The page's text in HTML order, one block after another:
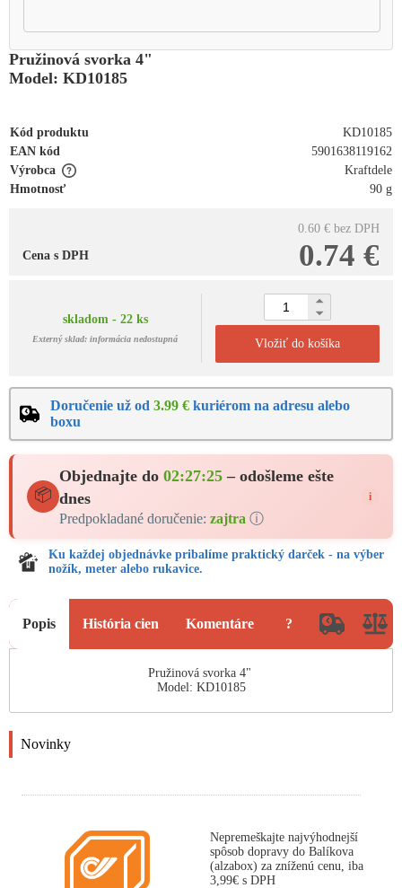
Pružinová svorka 4"
Model: KD10185
Kód produktu
KD10185
EAN kód
5901638119162
Výrobca
Kraftdele
Hmotnosť
90 g
0.60 € bez DPH
0.74 €
Cena s DPH
skladom - 22 ks
Externý sklad: informácia nedostupná Vložiť do košíka
Doručenie už od 3.99 € kuriérom na adresu alebo
boxu
📦
Objednajte do 02:27:24 – odošleme ešte
dnes
Predpokladané doručenie: zajtra ⓘ
i
Ku každej objednávke pribalíme praktický darček - na výber
nožík, meter alebo rukavice.
Popis História cien Komentáre ?
Pružinová svorka 4"
Model: KD10185
Novinky
Nepremeškajte najvýhodnejší
spôsob dopravy do Balíkova
(alzabox) za zníženú cenu, iba
3,99€ s DPH